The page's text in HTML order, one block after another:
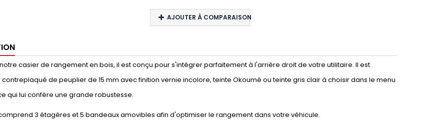
AJOUTER À COMPARAISON
casier de rangement en bois, il est conçu pour s'intégrer parfaitement à l'arrière droit de votre utilitaire. Il est
de peuplier de 15 mm avec finition vernie incolore, teinte Okoumé ou teinte gris clair à choisir dans le menu
qui lui confère une grande robustesse.
3 étagères et 5 bandeaux amovibles afin d'optimiser le rangement dans votre véhicule.